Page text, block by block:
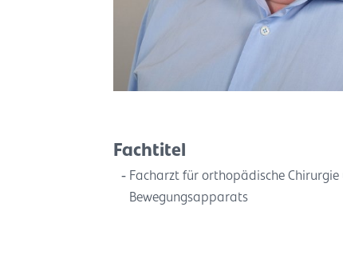
Fachtitel
Facharzt für orthopädische
Bewegungsapparats